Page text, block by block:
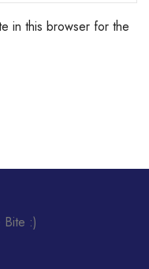
in this browser for the
Bite :)